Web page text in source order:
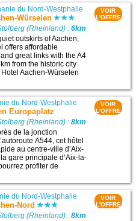
du Nord-Westphalie
Würselen
(Rheinland) :6km
outskirts of Aachen,
offers affordable
great links with the A4
from the historic city
Aachen-Würselen
VOIR
L'OFFRE
du Nord-Westphalie
Europaplatz
(Rheinland) :8km
de la jonction
A544, cet hôtel
au centre-ville d’Aix-
gare principale d’Aix-la-
profiter de
VOIR
L'OFFRE
du Nord-Westphalie
Nord
(Rheinland) :8km
VOIR
L'OFFRE